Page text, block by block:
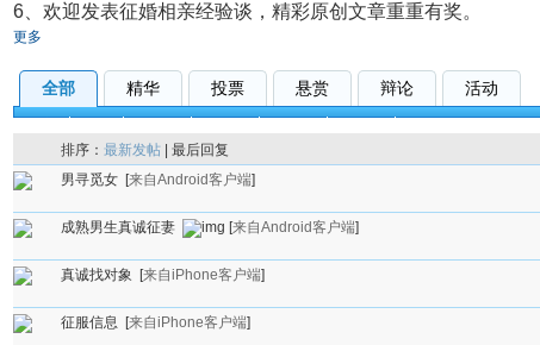
6、欢迎发表征婚相亲经验谈，精彩原创文章重重有奖。
更多
全部 精华 投票 悬赏 辩论 活动
排序： 最新发帖 最后回复
男寻觅女 [来自Android客户端]
成熟男生真诚征妻 [来自Android客户端]
真诚找对象 [来自iPhone客户端]
征服信息 [来自iPhone客户端]